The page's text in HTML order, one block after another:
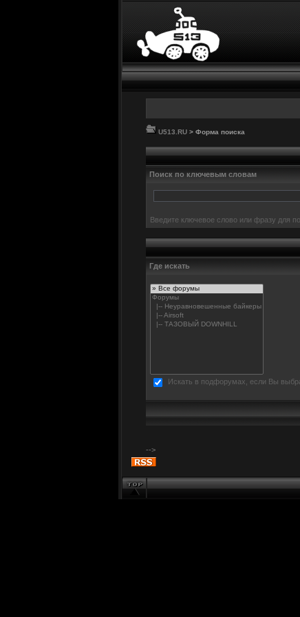
U513.RU > Форма поиска
Поиск по ключевым словам
Введите ключевое слово или фразу для
Где искать
Искать в подфорумах, если Вы
-->